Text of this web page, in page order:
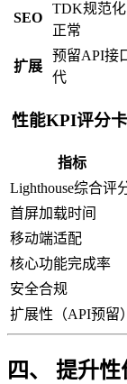
SEO
TDK规范
正常
扩展
预留API接
代
性能KPI评分卡
指标
Lighthouse综合评
首屏加载时间
移动端适配
核心功能完成率
安全合规
扩展性（API预留）
四、 提升